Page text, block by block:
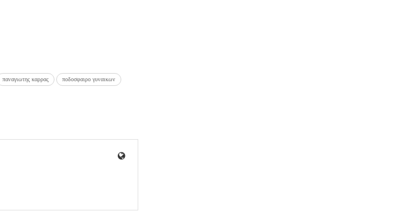
παναγιωτης καρρας ποδοσφαιρο γυναικων